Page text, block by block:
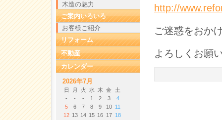
http://
ご迷惑をおか
よろしくお願
木造の魅力
ご案内いろいろ
お客様ご紹介
リフォーム
不動産
カレンダー
2026年7月
日 月 火 水 木 金
土
-
- - 1 2 3
4
5
6 7 8 9 10
11
12 13 14 15 16 17
18